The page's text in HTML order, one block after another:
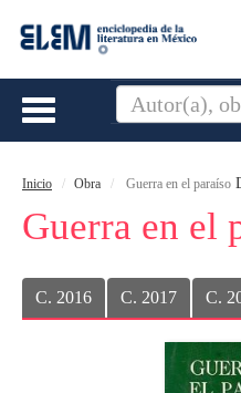
Toggle
Inicio Obra Guerra en el paraíso
Guerra en el
C. 2016 C. 2017 C.